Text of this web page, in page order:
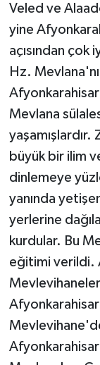
Veled ve
yine
açısından
Hz.
Mevlana
yaşamışlardır.
büyük bir ilim
dinlemeye
yanında
yerlerine
kurdular. Bu
eğitimi verildi.